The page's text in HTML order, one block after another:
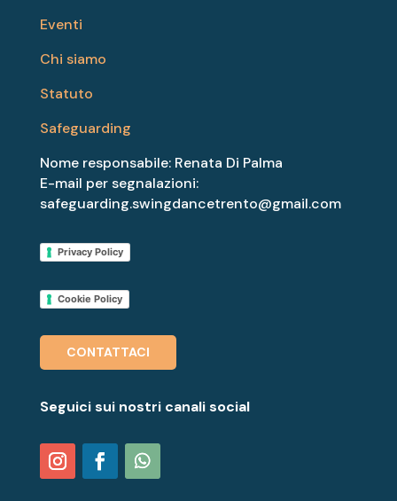
Eventi
Chi siamo
Statuto
Safeguarding
Nome responsabile: Renata Di Palma
E-mail per segnalazioni:
safeguarding.swingdancetrento@gmail.com
Privacy Policy
Cookie Policy
CONTATTACI
Seguici sui nostri canali social